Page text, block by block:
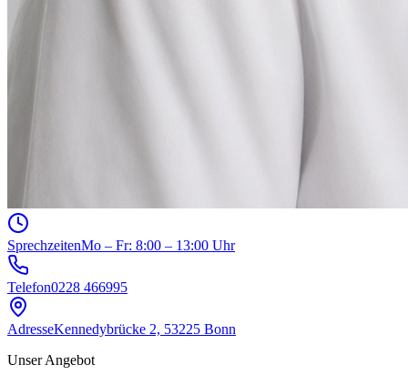
SprechzeitenMo – Fr: 8:00 – 13:00 Uhr
Telefon0228 466995
AdresseKennedybrücke 2, 53225 Bonn
Unser Angebot